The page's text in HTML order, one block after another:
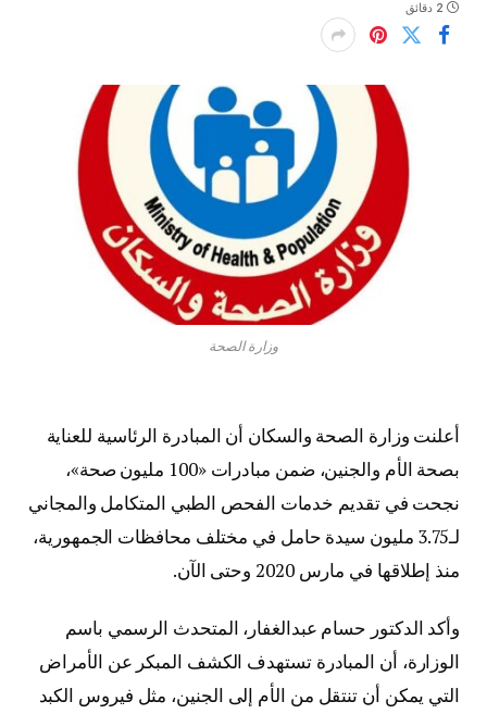
2 دقائق
وزارة الصحة
أعلنت وزارة الصحة والسكان أن المبادرة الرئاسية للعناية
بصحة الأم والجنين، ضمن مبادرات «100 مليون صحة»،
نجحت في تقديم خدمات الفحص الطبي المتكامل والمجاني
لـ3.75 مليون سيدة حامل في مختلف محافظات الجمهورية،
منذ إطلاقها في مارس 2020 وحتى الآن.
وأكد الدكتور حسام عبدالغفار، المتحدث الرسمي باسم
الوزارة، أن المبادرة تستهدف الكشف المبكر عن الأمراض
التي يمكن أن تنتقل من الأم إلى الجنين، مثل فيروس الكبد